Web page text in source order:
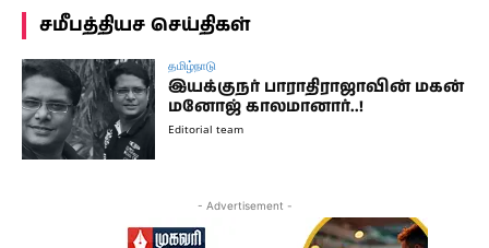
சமீபத்தியச செய்திகள்
தமிழ்நாடு
இயக்குநர் பாராதிராஜாவின் மகன்
மனோஜ் காலமானார்..!
Editorial team
- Advertisement -